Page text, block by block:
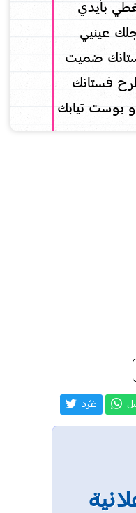
بأيدي
عينيي
ضميت
فستانك
بوست تيابك
غـّرد